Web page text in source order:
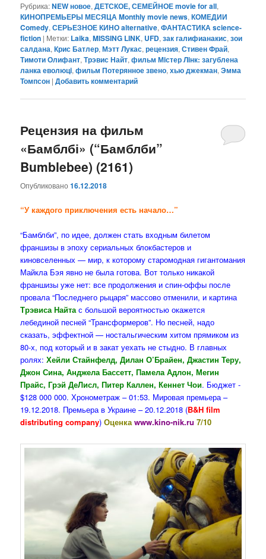
Рубрика:NEW новое,ДЕТСКОЕ, СЕМЕЙНОЕ movie for all,
КИНОПРЕМЬЕРЫ МЕСЯЦА Monthly movie news,КОМЕДИИ
Comedy,СЕРЬЕЗНОЕ КИНО alternative,ФАНТАСТИКА science-
fiction | Метки: Laika,MISSING LINK, UFD,зак галифианакис,зои
салдана,Крис Батлер,Мэтт Лукас,рецензия,Стивен Фрай,
Тимоти Олифант,Трэвис Найт,фильм Мiстер Лiнк: загублена
ланка еволюцi,фильм Потерянное звено,хью джекман,Эмма
Томпсон |Добавить комментарий
Рецензия на фильм
«Бамблбі» (“Бамблби”
Bumblebee) (2161)
Опубликовано16.12.2018
“У каждого приключения есть начало…”
“Бамблби”, по идее, должен стать входным билетом
франшизы в эпоху сериальных блокбастеров и
киновселенных — мир, к которому старомодная гигантомания
Майкла Бэя явно не была готова. Вот только никакой
франшизы уже нет: все продолжения и спин-оффы после
провала “Последнего рыцаря” массово отменили, и картина
Трэвиса Найтас большой вероятностью окажется
лебединой песней “Трансформеров”. Но песней, надо
сказать, эффектной — ностальгическим хитом прямиком из
80-х, под который и в закат уехать не стыдно. В главных
ролях: Хейли Стайнфелд, Дилан О’Брайен, Джастин Теру,
Джон Сина, Анджела Бассетт, Памела Адлон, Мегин
Прайс, Грэй ДеЛисл, Питер Каллен, Кеннет Чои. Бюджет -
$128 000 000. Хронометраж – 01:53. Мировая премьера –
19.12.2018. Премьера в Украине – 20.12.2018 (B&H film
distributing company)Оценкаwww.kino-nik.ru 7/10